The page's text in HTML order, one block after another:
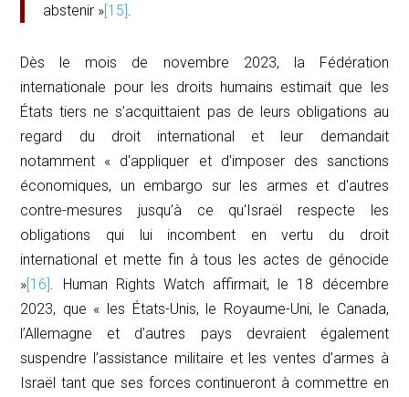
abstenir »[15].
Dès le mois de novembre 2023, la Fédération
internationale pour les droits humains estimait que les
États tiers ne s’acquittaient pas de leurs obligations au
regard du droit international et leur demandait
notamment « d'appliquer et d'imposer des sanctions
économiques, un embargo sur les armes et d'autres
contre-mesures jusqu’à ce qu'Israël respecte les
obligations qui lui incombent en vertu du droit
international et mette fin à tous les actes de génocide
»[16]. Human Rights Watch affirmait, le 18 décembre
2023, que « les États-Unis, le Royaume-Uni, le Canada,
l’Allemagne et d’autres pays devraient également
suspendre l’assistance militaire et les ventes d’armes à
Israël tant que ses forces continueront à commettre en